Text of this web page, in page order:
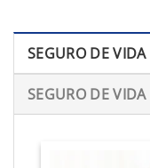
SEGURO DE
SEGURO DE